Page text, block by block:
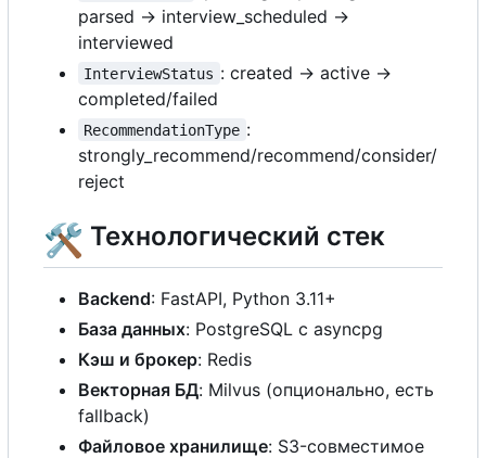
parsed → interview_scheduled →
interviewed
InterviewStatus : created → active →
completed/failed
RecommendationType :
strongly_recommend/recommend/consider/
reject
🛠️ Технологический стек
Backend: FastAPI, Python 3.11+
База данных: PostgreSQL с asyncpg
Кэш и брокер: Redis
Векторная БД: Milvus (опционально, есть
fallback)
Файловое хранилище: S3-совместимое